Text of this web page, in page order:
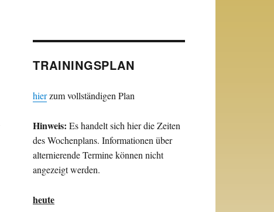
TRAININGSPLAN
hierzum vollständigen Plan
Hinweis: Es handelt sich hier die Zeiten
des Wochenplans. Informationen über
alternierende Termine können nicht
angezeigt werden.
heute